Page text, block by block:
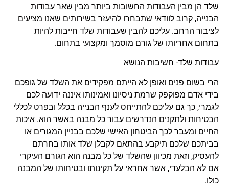
שלד הן מבין העבודות החשובות ביותר מבין שאר עבודות
הבנייה, קרוב לוודאי שתבחרו להיעזר בשירותים שאנו מציעים
לציבור הרחב. עליכם להבין שעבודות שלד חייבות להיות
בתחום אחריותו של גורם מוסמך ומקצועי בתחום.
עבודות שלד- חשיבות הנושא
הרי בשום פנים ואופן לא הייתם מפקידים את השלד של גופכם
בידי אדם מפוקפק שרמת ניסיונו ואמינותו איננה ידועה לכם
לגמרי, כך גם עליכם להתייחס לענף הבנייה בכלל ובפרט לכללי
הבטיחות ולתקנים הנדרשים עבור כל מבנה באשר הוא. איכות
החיים ומעבר לכך הביטחון האישי שלכם בבניין המגורים או
בביתכם שלכם תיקבע בהתאם לקבלן שלד אותו בחרתם
להעסיק, וזאת מכיוון שהשלד של כל מבנה הוא הגורם העיקרי
אם לא הבלעדי, אשר אחראי על תקינותו ובטיחותו של המבנה
כולו.